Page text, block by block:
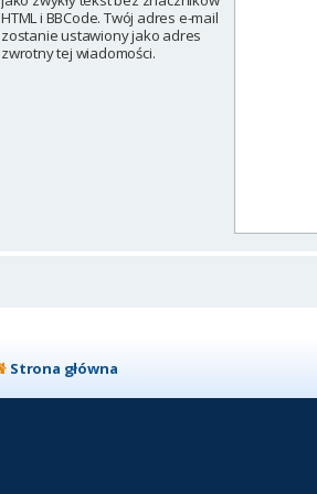
HTML i BBCode. Twój adres e-mail
zostanie ustawiony jako adres
zwrotny tej wiadomości.
Strona główna